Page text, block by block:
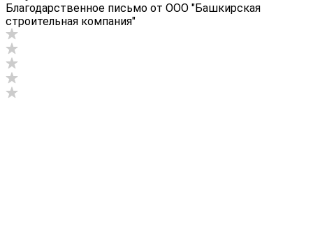
Благодарственное письмо от ООО "Башкирская
строительная компания"